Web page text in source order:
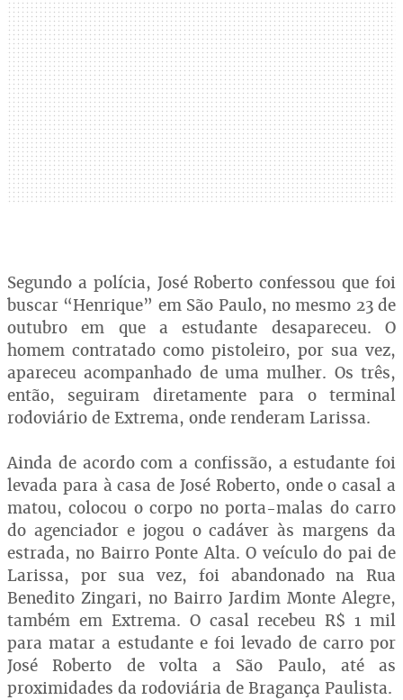
Segundo a polícia, José Roberto confessou que foi
buscar “Henrique” em São Paulo, no mesmo 23 de
outubro em que a estudante desapareceu. O
homem contratado como pistoleiro, por sua vez,
apareceu acompanhado de uma mulher. Os três,
então, seguiram diretamente para o terminal
rodoviário de Extrema, onde renderam Larissa.
Ainda de acordo com a confissão, a estudante foi
levada para à casa de José Roberto, onde o casal a
matou, colocou o corpo no porta-malas do carro
do agenciador e jogou o cadáver às margens da
estrada, no Bairro Ponte Alta. O veículo do pai de
Larissa, por sua vez, foi abandonado na Rua
Benedito Zingari, no Bairro Jardim Monte Alegre,
também em Extrema. O casal recebeu R$ 1 mil
para matar a estudante e foi levado de carro por
José Roberto de volta a São Paulo, até as
proximidades da rodoviária de Bragança Paulista.